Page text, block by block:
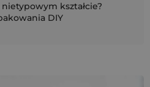
kształcie?
DIY